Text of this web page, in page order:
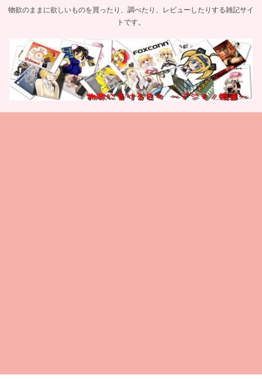
物欲のままに欲しいものを買ったり、調べたり、レビューしたりする雑記サイ
トです。